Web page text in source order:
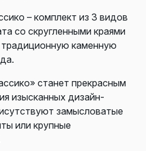
– комплект из 3 видов
со скругленными краями
каменную
станет прекрасным
изысканных дизайн-
замысловатые
или крупные